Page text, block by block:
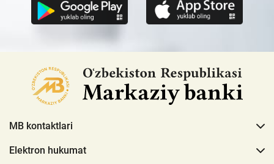
MB kontaktlari
Elektron hukumat